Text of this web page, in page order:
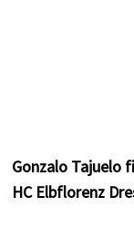
Gonzalo Tajuelo
HC Elbflorenz